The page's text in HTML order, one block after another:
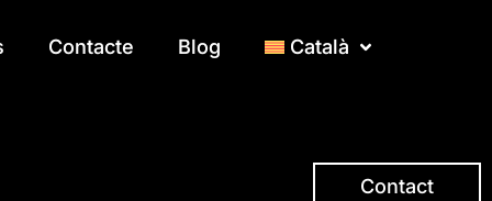
Contacte Blog Català
Contacte Blog Català
Contact